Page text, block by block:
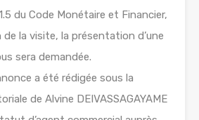
du Code Monétaire et Financier,
de la visite, la présentation d’une
sera demandée.
a été rédigée sous la
de Alvine DEIVASSAGAYAME